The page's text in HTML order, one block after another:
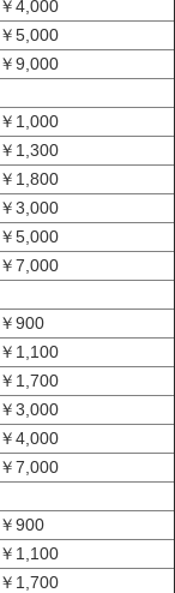
￥4,000
￥5,000
￥9,000
￥1,000
￥1,300
￥1,800
￥3,000
￥5,000
￥7,000
￥900
￥1,100
￥1,700
￥3,000
￥4,000
￥7,000
￥900
￥1,100
￥1,700